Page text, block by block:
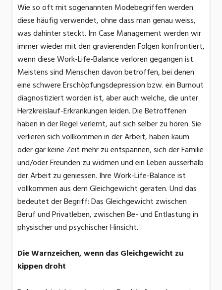
Wie so oft mit sogenannten Modebegriffen werden
diese häufig verwendet, ohne dass man genau weiss,
was dahinter steckt. Im Case Management werden wir
immer wieder mit den gravierenden Folgen konfrontiert,
wenn diese Work-Life-Balance verloren gegangen ist.
Meistens sind Menschen davon betroffen, bei denen
eine schwere Erschöpfungsdepression bzw. ein Burnout
diagnostiziert worden ist, aber auch welche, die unter
Herzkreislauf-Erkrankungen leiden. Die Betroffenen
haben in der Regel verlernt, auf sich selber zu hören. Sie
verlieren sich vollkommen in der Arbeit, haben kaum
oder gar keine Zeit mehr zu entspannen, sich der Familie
und/oder Freunden zu widmen und ein Leben ausserhalb
der Arbeit zu geniessen. Ihre Work-Life-Balance ist
vollkommen aus dem Gleichgewicht geraten. Und das
bedeutet der Begriff: Das Gleichgewicht zwischen
Beruf und Privatleben, zwischen Be- und Entlastung in
physischer und psychischer Hinsicht.
Die Warnzeichen, wenn das Gleichgewicht zu
kippen droht